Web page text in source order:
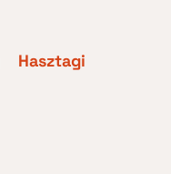
Hasztagi